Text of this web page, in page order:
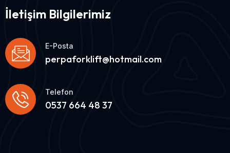
İletişim Bilgilerimiz
perpaforklift@hotmail.com
E-Posta
0537 664 48 37
Telefon